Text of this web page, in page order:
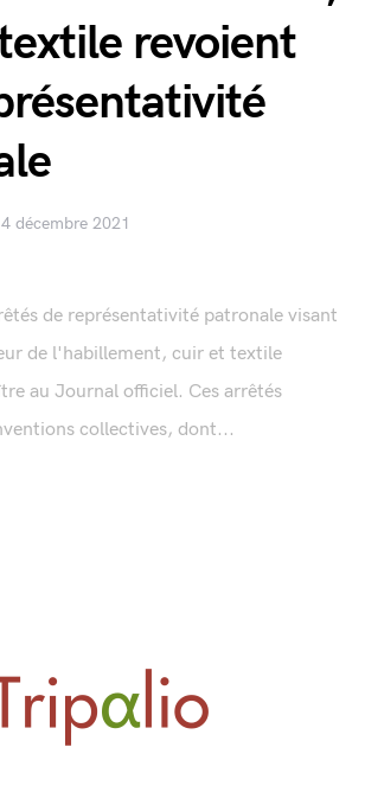
revoient
décembre 2021
de représentativité patronale visant
de l'habillement, cuir et textile
au Journal officiel. Ces arrêtés
collectives, dont...